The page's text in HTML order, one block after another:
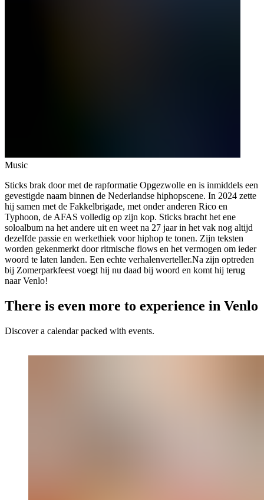
Music
Sticks brak door met de rapformatie Opgezwolle en is inmiddels een
gevestigde naam binnen de Nederlandse hiphopscene. In 2024 zette
hij samen met de Fakkelbrigade, met onder anderen Rico en
Typhoon, de AFAS volledig op zijn kop. Sticks bracht het ene
soloalbum na het andere uit en weet na 27 jaar in het vak nog altijd
dezelfde passie en werkethiek voor hiphop te tonen. Zijn teksten
worden gekenmerkt door ritmische flows en het vermogen om ieder
woord te laten landen. Een echte verhalenverteller.Na zijn optreden
bij Zomerparkfeest voegt hij nu daad bij woord en komt hij terug
naar Venlo!
There is even more to experience in Venlo
Discover a calendar packed with events.